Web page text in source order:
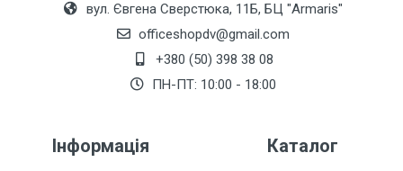
вул. Євгена Сверстюка, 11Б, БЦ "Armaris"
officeshopdv@gmail.com
+380 (50) 398 38 08
ПН-ПТ: 10:00 - 18:00
Інформація Каталог